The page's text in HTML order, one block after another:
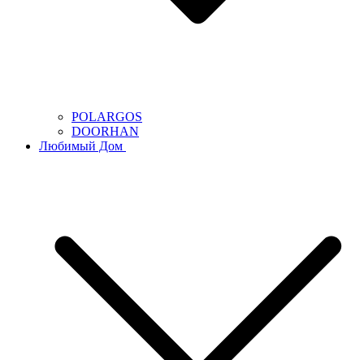
POLARGOS
DOORHAN
Любимый Дом